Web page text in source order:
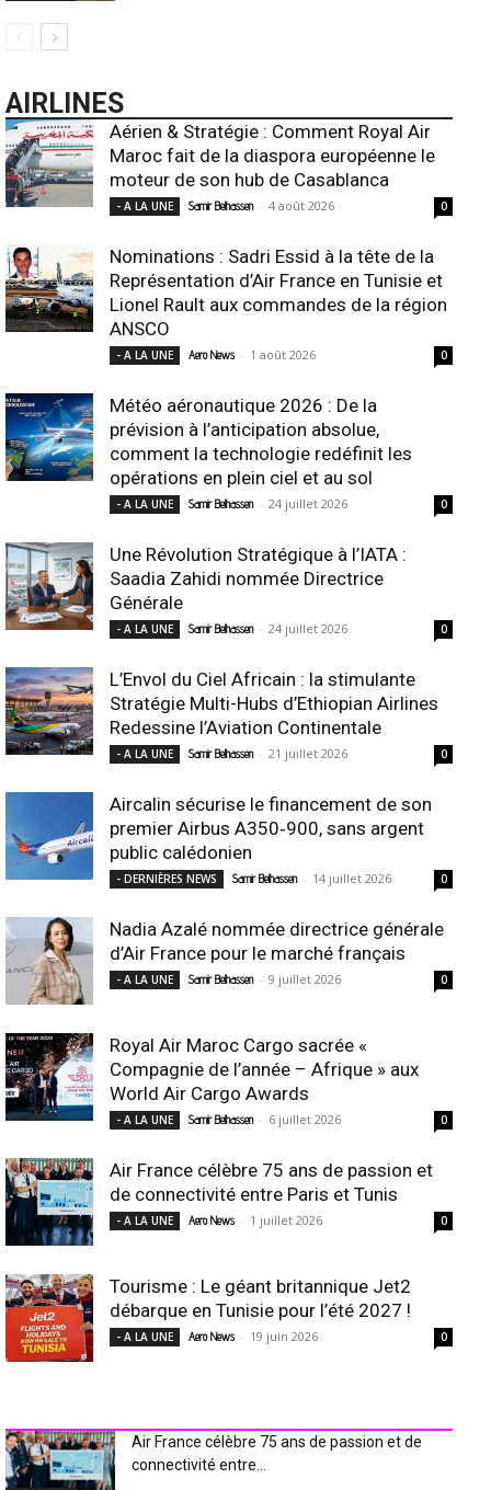
AIRLINES
Aérien & Stratégie : Comment Royal Air
Maroc fait de la diaspora européenne le
moteur de son hub de Casablanca
- A LA UNE Samir Belhassen - 4 août 2026 0
Nominations : Sadri Essid à la tête de la
Représentation d’Air France en Tunisie et
Lionel Rault aux commandes de la région
ANSCO
- A LA UNE Aero News - 1 août 2026 0
Météo aéronautique 2026 : De la
prévision à l’anticipation absolue,
comment la technologie redéfinit les
opérations en plein ciel et au sol
- A LA UNE Samir Belhassen - 24 juillet 2026 0
Une Révolution Stratégique à l’IATA :
Saadia Zahidi nommée Directrice
Générale
- A LA UNE Samir Belhassen - 24 juillet 2026 0
L’Envol du Ciel Africain : la stimulante
Stratégie Multi-Hubs d’Ethiopian Airlines
Redessine l’Aviation Continentale
- A LA UNE Samir Belhassen - 21 juillet 2026 0
Aircalin sécurise le financement de son
premier Airbus A350‑900, sans argent
public calédonien
- DERNIÈRES NEWS Samir Belhassen - 14 juillet 2026 0
Nadia Azalé nommée directrice générale
d’Air France pour le marché français
- A LA UNE Samir Belhassen - 9 juillet 2026 0
Royal Air Maroc Cargo sacrée «
Compagnie de l’année – Afrique » aux
World Air Cargo Awards
- A LA UNE Samir Belhassen - 6 juillet 2026 0
Air France célèbre 75 ans de passion et
de connectivité entre Paris et Tunis
- A LA UNE Aero News - 1 juillet 2026 0
Tourisme : Le géant britannique Jet2
débarque en Tunisie pour l’été 2027 !
- A LA UNE Aero News - 19 juin 2026 0
Air France célèbre 75 ans de passion et de
connectivité entre...